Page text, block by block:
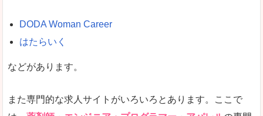
悪いところ
未経験 未経験の求人もあります
DODA Woman Career
はたらいく
などがあります。
また専門的な求人サイトがいろいろとあります。ここで